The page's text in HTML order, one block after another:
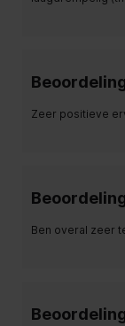
Zeer positieve
Ben overal zeer